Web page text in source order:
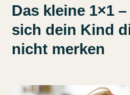
Das kleine 1×1
sich dein Kind
nicht merken